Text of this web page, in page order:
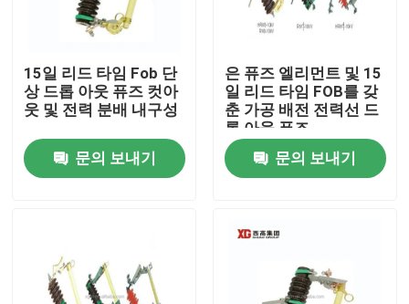
집
15일 리드 타임 Fob 단
상 드롭 아웃 퓨즈 컷아
웃 및 전력 분배 내구성
문의 보내기
은 퓨즈 엘리먼트 및 15
일 리드 타임 FOB를 갖
춘 가공 배전 전력선 드
롭 아웃 퓨즈
문의 보내기